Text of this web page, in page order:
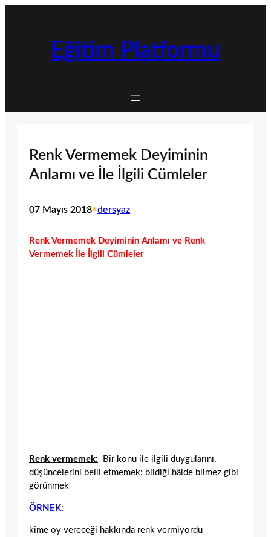
Eğitim Platformu
Renk Vermemek Deyiminin
Anlamı ve İle İlgili Cümleler
07 Mayıs 2018•dersyaz
Renk Vermemek Deyiminin Anlamı ve Renk
Vermemek İle İlgili Cümleler
Renk vermemek: Bir konu ile ilgili duygularını,
düşüncelerini belli etmemek; bildiği hâlde bilmez gibi
görünmek
ÖRNEK:
kime oy vereceği hakkında renk vermiyordu